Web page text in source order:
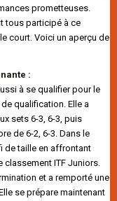
prometteuses.
tous participé à ce
court. Voici un aperçu de
:
à se qualifier pour le
qualification. Elle a
sets 6-3, 6-3, puis
de 6-2, 6-3. Dans le
de taille en affrontant
classement ITF Juniors.
et a remporté une
se prépare maintenant